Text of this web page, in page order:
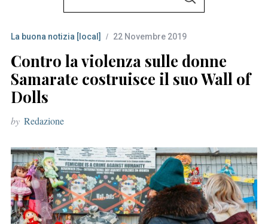
r
c
h
r
La buona notizia [local] 22 Novembre 2019
Contro la violenza sulle donne
Samarate costruisce il suo Wall of
Dolls
by Redazione